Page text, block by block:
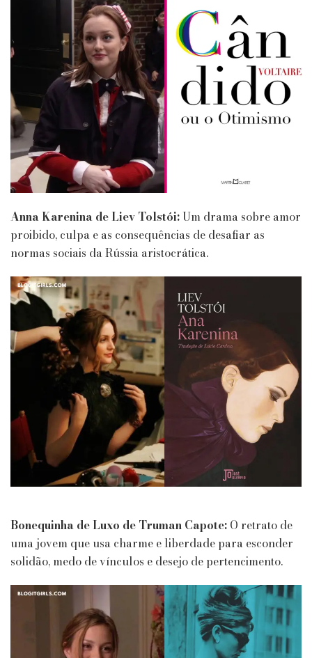
Anna Karenina de Liev Tolstói:Um drama sobre amor
proibido, culpa e as consequências de desafiar as
normas sociais da Rússia aristocrática.
Bonequinha de Luxo de Truman Capote: O retrato de
uma jovem que usa charme e liberdade para esconder
solidão, medo de vínculos e desejo de pertencimento.